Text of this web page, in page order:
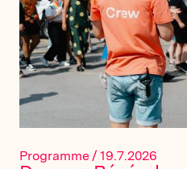
Programme/ 19.7.2026